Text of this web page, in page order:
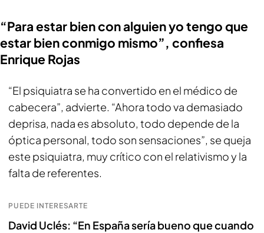
“Para estar bien con alguien yo tengo que
estar bien conmigo mismo”, confiesa
Enrique Rojas
“El psiquiatra se ha convertido en el médico de
cabecera”, advierte. “Ahora todo va demasiado
deprisa, nada es absoluto, todo depende de la
óptica personal, todo son sensaciones”, se queja
este psiquiatra, muy crítico con el relativismo y la
falta de referentes.
PUEDE INTERESARTE
David Uclés: “En España sería bueno que cuando